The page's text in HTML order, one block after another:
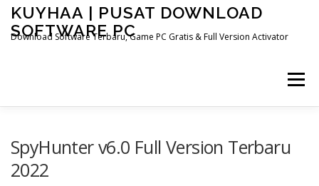
Skip
content
KUYHAA | PUSAT DOWNLOAD
SOFTWARE PC
Download Software Terbaru, Game PC Gratis & Full Version Activator
Menu
SpyHunter v6.0 Full Version Terbaru
2022